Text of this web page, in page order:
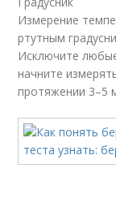
Измерение
ртутным
Исключите
начните
протяжении 3–5